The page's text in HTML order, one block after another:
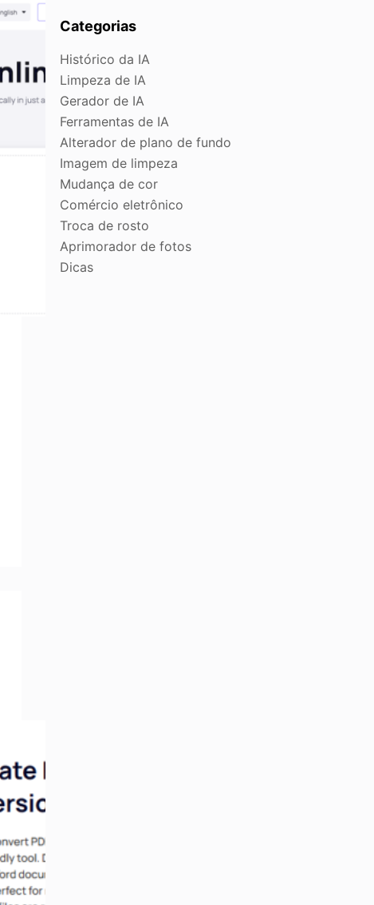
Categorias
Histórico da IA
Limpeza de IA
Gerador de IA
Ferramentas de IA
Alterador de plano de fundo
Imagem de limpeza
Mudança de cor
Comércio eletrônico
Troca de rosto
Aprimorador de fotos
Dicas